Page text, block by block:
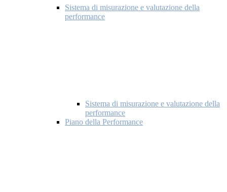
Sistema di misurazione e valutazione della
performance
Sistema di misurazione e valutazione della
performance
Piano della Performance